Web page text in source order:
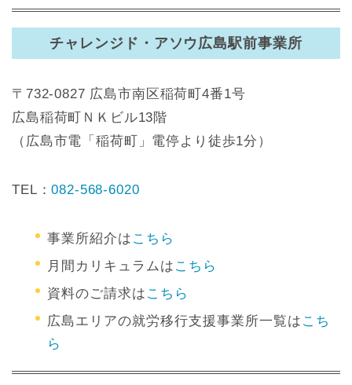
チャレンジド・アソウ広島駅前事業所
〒732-0827 広島市南区稲荷町4番1号
広島稲荷町ＮＫビル13階
（広島市電「稲荷町」電停より徒歩1分）
TEL：082-568-6020
事業所紹介は こちら
月間カリキュラムは こちら
資料のご請求は こちら
広島エリアの就労移行支援事業所一覧は こち
ら